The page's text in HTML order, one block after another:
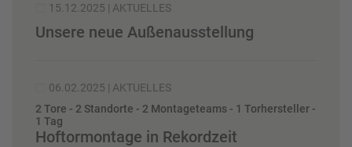
15.12.2025 | AKTUELLES
Unsere neue Außenausstellung
06.02.2025 | AKTUELLES
2 Tore - 2 Standorte - 2 Montageteams - 1 Torhersteller -
1 Tag
Hoftormontage in Rekordzeit